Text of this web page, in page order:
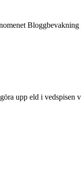
upp eld i vedspisen